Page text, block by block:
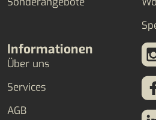
Informationen
Über uns
Services
AGB